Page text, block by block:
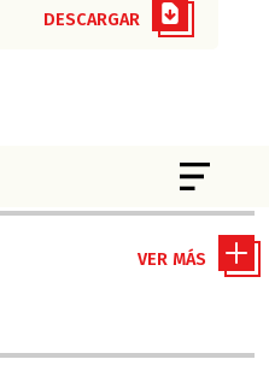
DESCARGAR
Toggle
VER MÁS